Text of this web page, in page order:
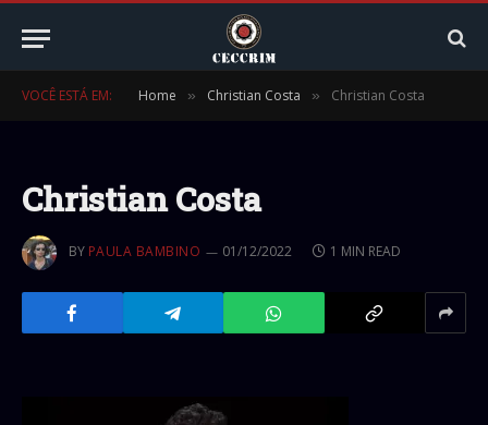
VOCÊ ESTÁ EM: Home » Christian Costa » Christian Costa
Christian Costa
BY PAULA BAMBINO 01/12/2022 1 MIN READ